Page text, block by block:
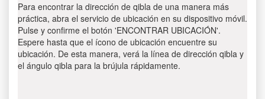
Para encontrar la dirección de qibla de una manera más
práctica, abra el servicio de ubicación en su dispositivo móvil.
Pulse y confirme el botón 'ENCONTRAR UBICACIÓN'.
Espere hasta que el ícono de ubicación encuentre su
ubicación. De esta manera, verá la línea de dirección qibla y
el ángulo qibla para la brújula rápidamente.